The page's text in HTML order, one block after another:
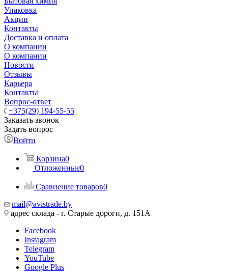
Упаковка
Акции
Контакты
Доставка и оплата
О компании
О компании
Новости
Отзывы
Карьера
Контакты
Вопрос-ответ
+375(29) 194-55-55
Заказать звонок
Задать вопрос
Войти
Корзина0
Отложенные0
Сравнение товаров0
mail@avistrade.by
адрес склада - г. Старые дороги, д. 151А
Facebook
Instagram
Telegram
YouTube
Google Plus